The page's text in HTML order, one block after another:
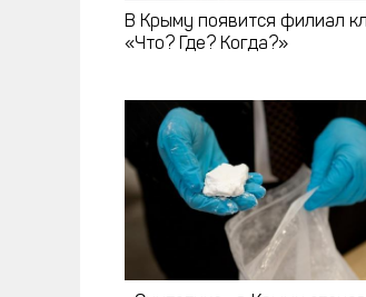
В Крыму появится филиал
«Что? Где? Когда?»